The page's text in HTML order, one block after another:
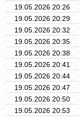
19.05.2026 20:26
19.05.2026 20:29
19.05.2026 20:32
19.05.2026 20:35
19.05.2026 20:38
19.05.2026 20:41
19.05.2026 20:44
19.05.2026 20:47
19.05.2026 20:50
19.05.2026 20:53